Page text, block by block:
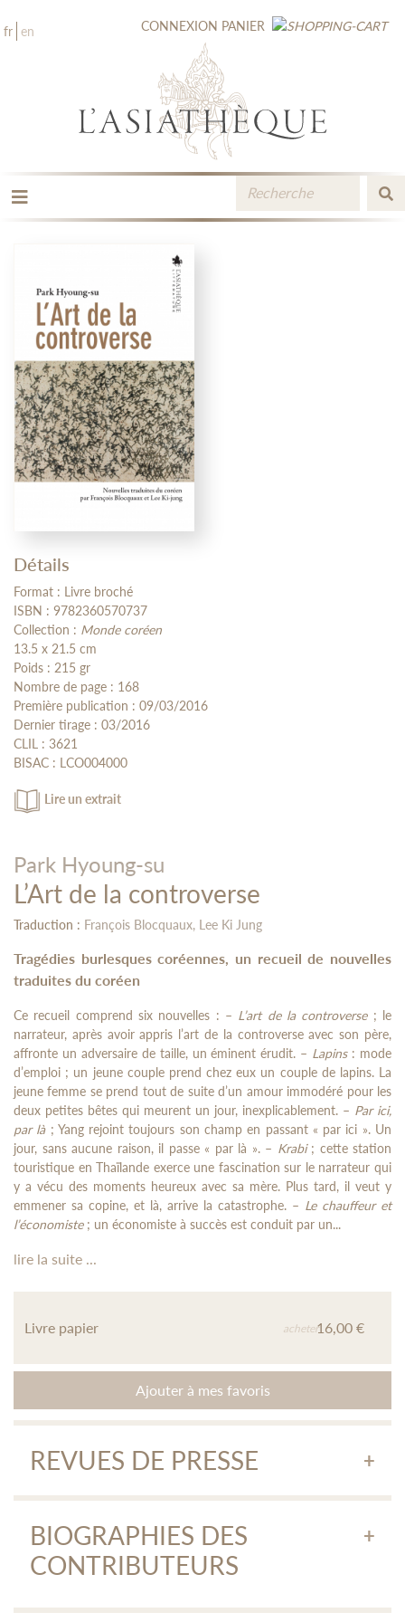
fr en CONNEXION PANIER
LES ÉDITIONS
MÉDIATHÈQUE
NOUVEAUTÉS / À PARAÎTRE
CONTACT
ESPACE PRO LIBRAIRES
Détails
Format : Livre broché
ISBN : 9782360570737
Collection : Monde coréen
13.5 x 21.5 cm
Poids : 215 gr
Nombre de page : 168
Première publication : 09/03/2016
Dernier tirage : 03/2016
CLIL : 3621
BISAC : LCO004000
Lire un extrait
Park Hyoung-su
L’Art de la controverse
Traduction : François Blocquaux, Lee Ki Jung
Tragédies burlesques coréennes, un recueil de nouvelles
traduites du coréen
Ce recueil comprend six nouvelles : – L’art de la controverse; le
narrateur, après avoir appris l’art de la controverse avec son père,
affronte un adversaire de taille, un éminent érudit. – Lapins: mode
d’emploi ; un jeune couple prend chez eux un couple de lapins. La
jeune femme se prend tout de suite d’un amour immodéré pour les
deux petites bêtes qui meurent un jour, inexplicablement. – Par ici,
par là ; Yang rejoint toujours son champ en passant « par ici ». Un
jour, sans aucune raison, il passe « par là ». – Krabi; cette station
touristique en Thaïlande exerce une fascination sur le narrateur qui
y a vécu des moments heureux avec sa mère. Plus tard, il veut y
emmener sa copine, et là, arrive la catastrophe. – Le chauffeur et
l’économiste; un économiste à succès est conduit par un...
lire la suite ...
Livre papier acheter16,00 €
Ajouter à mes favoris
REVUES DE PRESSE
L'art de la controverse
décrite par ses fils oublie le confucianisme et laisse ses
anciens se suicider en masse faute d'aide familiale. C'est l'un
des effets de cette société ultra contemporaine dépeinte par
BIOGRAPHIES DES
CONTRIBUTEURS